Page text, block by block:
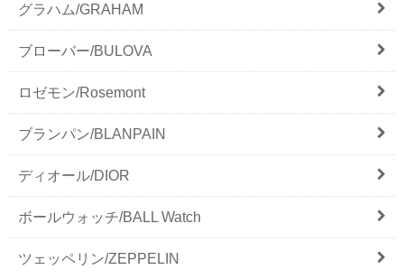
グラハム/GRAHAM
ブローバー/BULOVA
ロゼモン/Rosemont
ブランパン/BLANPAIN
ディオール/DIOR
ボールウォッチ/BALL Watch
ツェッペリン/ZEPPELIN